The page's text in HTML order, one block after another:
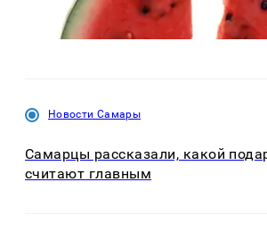
Новости Самары
Самарцы рассказали, какой
считают главным